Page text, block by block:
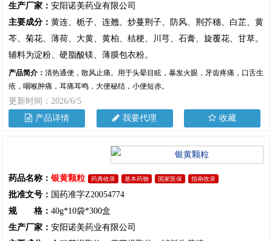
生产厂家： 安阳诺美药业有限公司
主要成分： 黄连、栀子、连翘、炒蔓荆子、防风、荆芥穗、白芷、黄
芩、菊花、薄荷、大黄、黄柏、桔梗、川芎、石膏、旋覆花、甘草。
辅料为淀粉、硬脂酸镁、薄膜包衣粉。
产品简介： 清热通便，散风止痛。用于头晕目眩，暴发火眼，牙齿疼痛，口舌生
疮，咽喉肿痛，耳痛耳鸣，大便秘结，小便短赤。
更新时间：2026/6/5
产品详情
我要代理 收藏
药品名称： 银黄颗粒 药典收录 基本药物 国家医保 指南收录
批准文号： 国药准字Z20054774
规 格： 40g*10袋*300盒
生产厂家： 安阳诺美药业有限公司